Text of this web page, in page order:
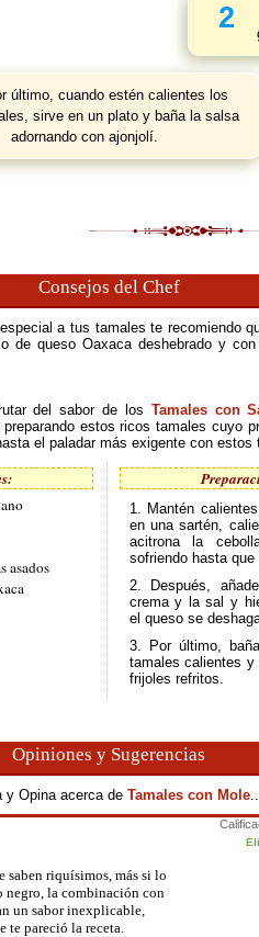
2
último, cuando estén calientes los
sirve en un plato y baña la salsa
adornando con ajonjolí.
Consejos del Chef
a tus tamales te recomiendo
de queso Oaxaca deshebrado y
del sabor de los Tamales con
estos ricos tamales cuyo
el paladar más exigente con estos
asados
1. Mantén
en una sartén,
acitrona la
sofriendo hasta
2. Después,
crema y la sal y
el queso se
3. Por último,
tamales calientes y
frijoles refritos.
Opiniones y Sugerencias
y Opina acerca de Tamales con Mole
saben riquísimos, más si lo
negro, la combinación con
un sabor inexplicable,
te pareció la receta.